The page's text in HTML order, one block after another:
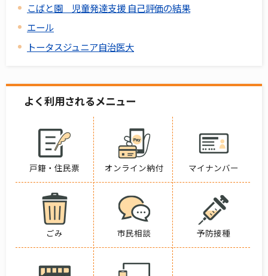
こばと園 児童発達支援 自己評価の結果
エール
トータスジュニア自治医大
よく利用されるメニュー
戸籍・住民票 オンライン納付 マイナンバー
ごみ 市民相談 予防接種